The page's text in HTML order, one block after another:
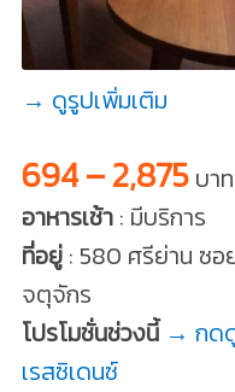
→ ดูรูปเพิ่มเติม
694 – 2,875บา
อาหารเช้า: มีบริการ
ที่อยู่: 580 ศรีย่าน ซอ
จตุจักร
โปรโมชั่นช่วงนี้ → กดดู
เรสซิเดนซ์